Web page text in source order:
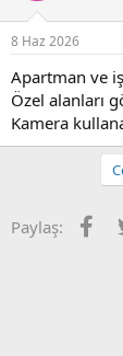
u
b
a
l
a
t
g
ı
ç
a
r
i
8 Haz 2026
Apartman ve
Özel alanları
Kamera
Paylaş: